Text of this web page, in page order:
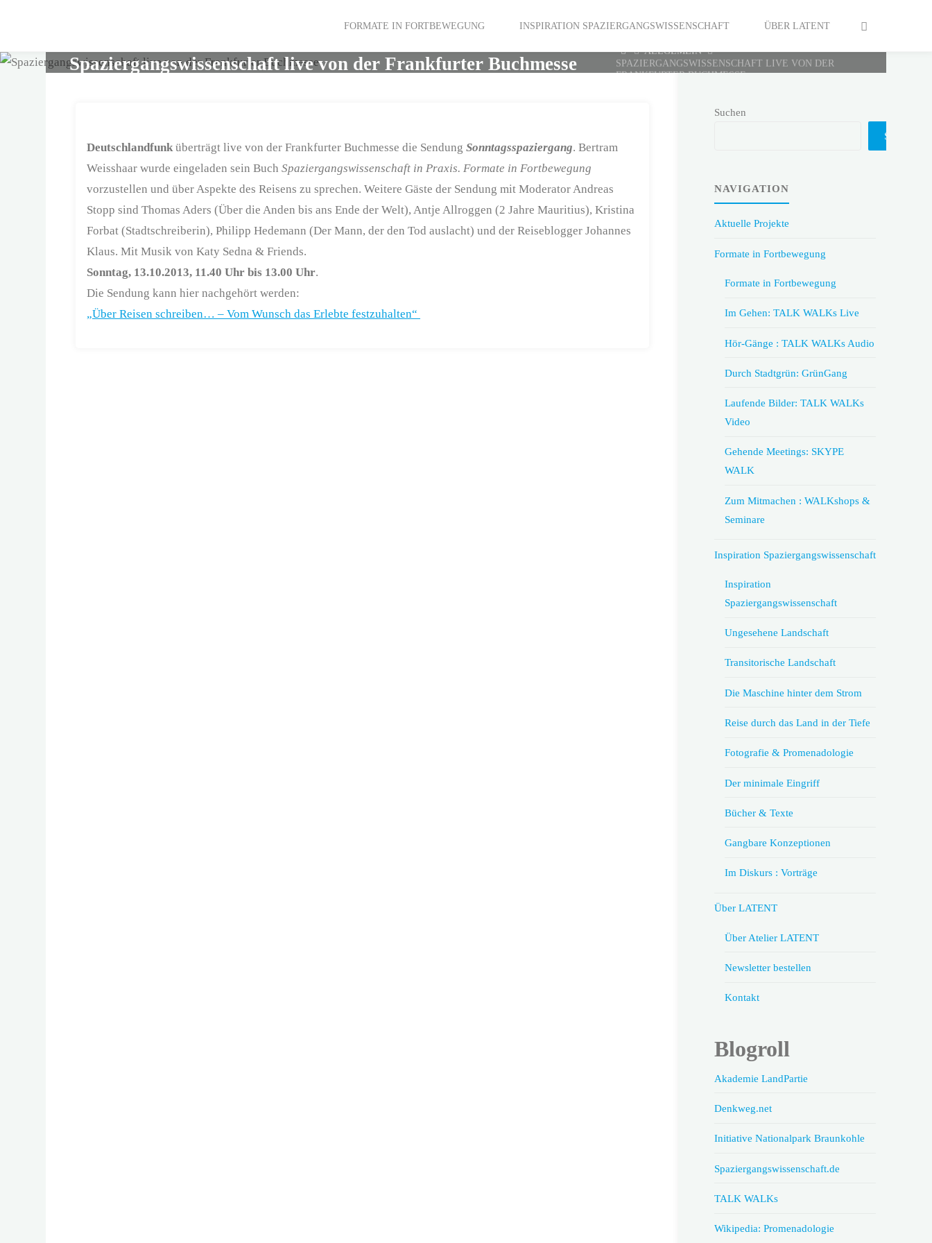
content
FORMATE IN FORTBEWEGUNG INSPIRATION SPAZIERGANGSWISSENSCHAFT ÜBER LATENT
Spaziergangswissenschaft live von der Frankfurter Buchmesse
ALLGEMEIN
SPAZIERGANGSWISSENSCHAFT LIVE VON DER
FRANKFURTER BUCHMESSE
Deutschlandfunküberträgt live von der Frankfurter Buchmesse die SendungSonntagsspaziergang. Bertram
Weisshaar wurde eingeladen sein BuchSpaziergangswissenschaft in Praxis. Formate in Fortbewegung
vorzustellen und über Aspekte des Reisens zu sprechen. Weitere Gäste der Sendung mit Moderator Andreas
Stopp sind Thomas Aders (Über die Anden bis ans Ende der Welt), Antje Allroggen (2 Jahre Mauritius), Kristina
Forbat (Stadtschreiberin), Philipp Hedemann (Der Mann, der den Tod auslacht) und der Reiseblogger Johannes
Klaus. Mit Musik von Katy Sedna & Friends.
Sonntag, 13.10.2013, 11.40 Uhr bis 13.00 Uhr.
Die Sendung kann hier nachgehört werden:
„Über Reisen schreiben… – Vom Wunsch das Erlebte festzuhalten“
Suchen
Suchen
NAVIGATION
Aktuelle Projekte
Formate in Fortbewegung
Formate in Fortbewegung
Im Gehen: TALK WALKs Live
Hör-Gänge : TALK WALKs Audio
Durch Stadtgrün: GrünGang
Laufende Bilder: TALK WALKs
Video
Gehende Meetings: SKYPE
WALK
Zum Mitmachen : WALKshops &
Seminare
Inspiration Spaziergangswissenschaft
Inspiration
Spaziergangswissenschaft
Ungesehene Landschaft
Transitorische Landschaft
Die Maschine hinter dem Strom
Reise durch das Land in der Tiefe
Fotografie & Promenadologie
Der minimale Eingriff
Bücher & Texte
Gangbare Konzeptionen
Im Diskurs : Vorträge
Über LATENT
Über Atelier LATENT
Newsletter bestellen
Kontakt
Blogroll
Akademie LandPartie
Denkweg.net
Initiative Nationalpark Braunkohle
Spaziergangswissenschaft.de
TALK WALKs
Wikipedia: Promenadologie